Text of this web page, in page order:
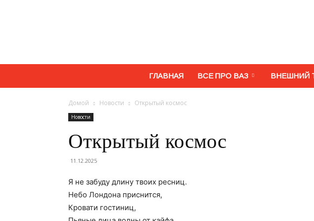
ГЛАВНАЯ ВСЕ ПРО ВАЗ ВНЕШНИЙ
Домой Новости Открытый космос
Новости
Открытый космос
11.12.2025
Я не забуду длину твоих ресниц.
Небо Лондона приснится,
Кровати гостиниц,